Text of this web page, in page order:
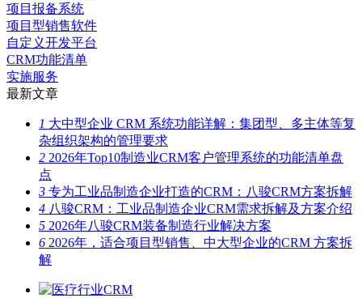
项目报备系统
项目型销售软件
自定义开发平台
CRM功能清单
实施服务
最新文章
1 大中型企业 CRM 系统功能详解：集团型、多主体等复
杂组织架构的管理要求
2 2026年Top10制造业CRM客户管理系统的功能清单盘
点
3 专为工业品制造企业打造的CRM：八骏CRM方案拆解
4 八骏CRM：工业品制造企业CRM需求拆解及方案介绍
5 2026年八骏CRM装备制造行业解决方案
6 2026年，适合项目型销售、中大型企业的CRM 方案拆
解